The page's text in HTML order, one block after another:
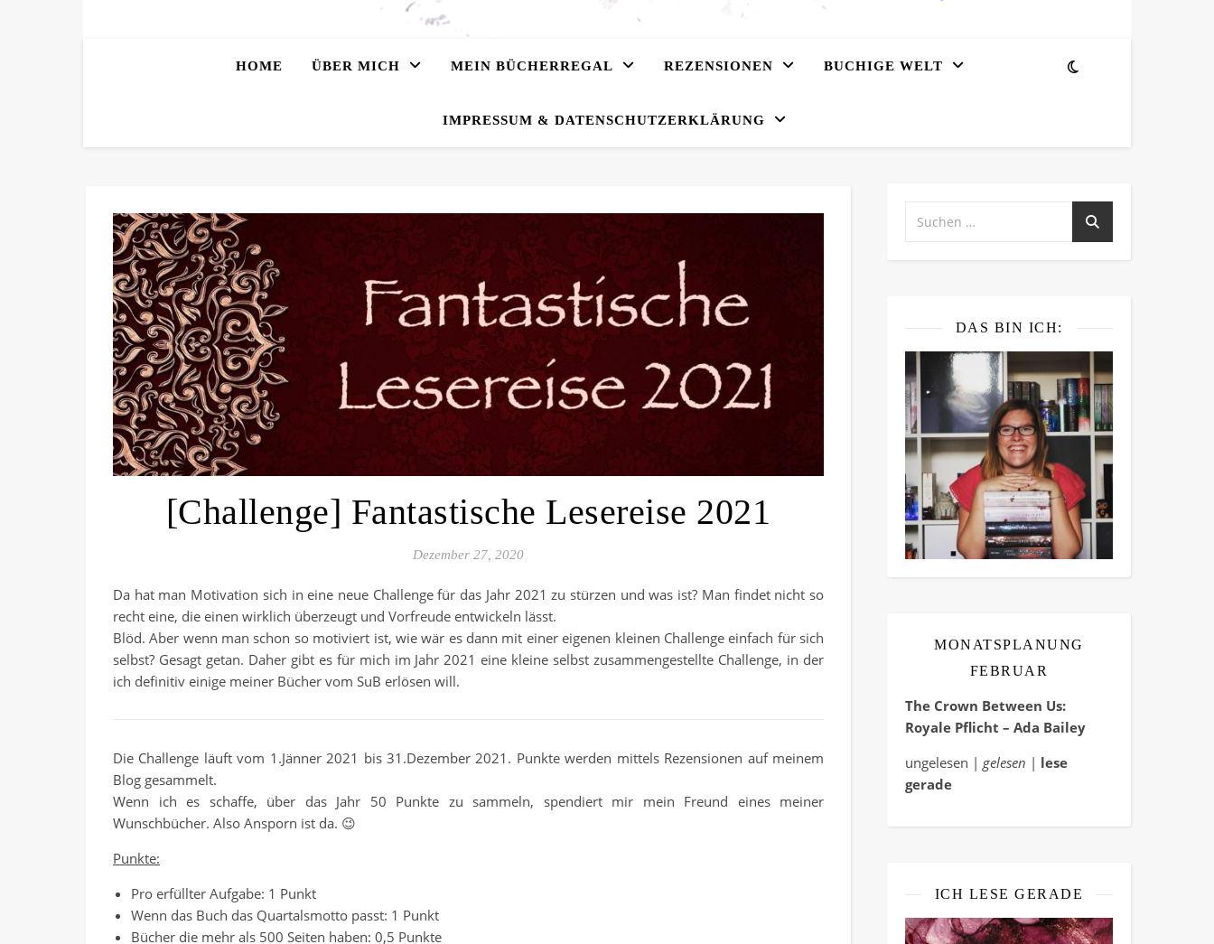
HOME ÜBER MICH MEIN BÜCHERREGAL REZENSIONEN BUCHIGE WELT
IMPRESSUM & DATENSCHUTZERKLÄRUNG
[Challenge] Fantastische Lesereise 2021
Dezember 27, 2020
Da hat man Motivation sich in eine neue Challenge für das Jahr 2021 zu stürzen und was ist? Man findet nicht so
recht eine, die einen wirklich überzeugt und Vorfreude entwickeln lässt.
Blöd. Aber wenn man schon so motiviert ist, wie wär es dann mit einer eigenen kleinen Challenge einfach für sich
selbst? Gesagt getan. Daher gibt es für mich im Jahr 2021 eine kleine selbst zusammengestellte Challenge, in der
ich definitiv einige meiner Bücher vom SuB erlösen will.
Die Challenge läuft vom 1.Jänner 2021 bis 31.Dezember 2021. Punkte werden mittels Rezensionen auf meinem
Blog gesammelt.
Wenn ich es schaffe, über das Jahr 50 Punkte zu sammeln, spendiert mir mein Freund eines meiner
Wunschbücher. Also Ansporn ist da. 😉
Punkte:
Pro erfüllter Aufgabe: 1 Punkt
Wenn das Buch das Quartalsmotto passt: 1 Punkt
Bücher die mehr als 500 Seiten haben: 0,5 Punkte
DAS BIN ICH:
MONATSPLANUNG
FEBRUAR
The Crown Between Us:
Royale Pflicht – Ada Bailey
ungelesen | gelesen | lese
gerade
ICH LESE GERADE